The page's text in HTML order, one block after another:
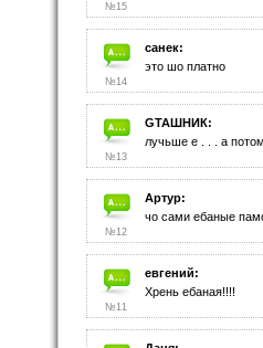
№15
санек:
это шо платно
№14
GTAШНИК:
лучьше е . . . а потом
№13
Артур:
чо сами ебаные
№12
евгений:
Хрень ебаная!!!!
№11